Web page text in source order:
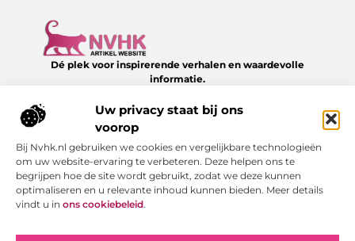
Uw privacy staat bij ons
voorop
Bij Nvhk.nl gebruiken we cookies en vergelijkbare technologieën
om uw website-ervaring te verbeteren. Deze helpen ons te
begrijpen hoe de site wordt gebruikt, zodat we deze kunnen
optimaliseren en u relevante inhoud kunnen bieden. Meer details
vindt u in ons cookiebeleid.
Dé plek voor inspirerende verhalen en waardevolle
informatie.
dagelijks leven – van slimme tips tot verrassende inzichten,
allemaal te vinden op NVHK.nl.
Onze informatie
Bericht categorie